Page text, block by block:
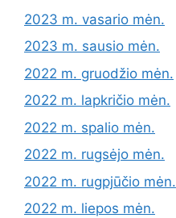
2023 m. vasario mėn.
2023 m. sausio mėn.
2022 m. gruodžio mėn.
2022 m. lapkričio mėn.
2022 m. spalio mėn.
2022 m. rugsėjo mėn.
2022 m. rugpjūčio mėn.
2022 m. liepos mėn.